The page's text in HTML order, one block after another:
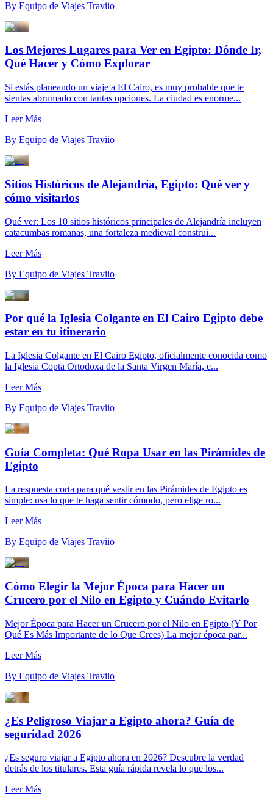
By Equipo de Viajes Traviio
Los Mejores Lugares para Ver en Egipto: Dónde Ir,
Qué Hacer y Cómo Explorar
Si estás planeando un viaje a El Cairo, es muy probable que te
sientas abrumado con tantas opciones. La ciudad es enorme...
Leer Más
By Equipo de Viajes Traviio
Sitios Históricos de Alejandría, Egipto: Qué ver y
cómo visitarlos
Qué ver: Los 10 sitios históricos principales de Alejandría incluyen
catacumbas romanas, una fortaleza medieval construi...
Leer Más
By Equipo de Viajes Traviio
Por qué la Iglesia Colgante en El Cairo Egipto debe
estar en tu itinerario
La Iglesia Colgante en El Cairo Egipto, oficialmente conocida como
la Iglesia Copta Ortodoxa de la Santa Virgen María, e...
Leer Más
By Equipo de Viajes Traviio
Guía Completa: Qué Ropa Usar en las Pirámides de
Egipto
La respuesta corta para qué vestir en las Pirámides de Egipto es
simple: usa lo que te haga sentir cómodo, pero elige ro...
Leer Más
By Equipo de Viajes Traviio
Cómo Elegir la Mejor Época para Hacer un
Crucero por el Nilo en Egipto y Cuándo Evitarlo
Mejor Época para Hacer un Crucero por el Nilo en Egipto (Y Por
Qué Es Más Importante de lo Que Crees) La mejor época par...
Leer Más
By Equipo de Viajes Traviio
¿Es Peligroso Viajar a Egipto ahora? Guía de
seguridad 2026
¿Es seguro viajar a Egipto ahora en 2026? Descubre la verdad
detrás de los titulares. Esta guía rápida revela lo que los...
Leer Más